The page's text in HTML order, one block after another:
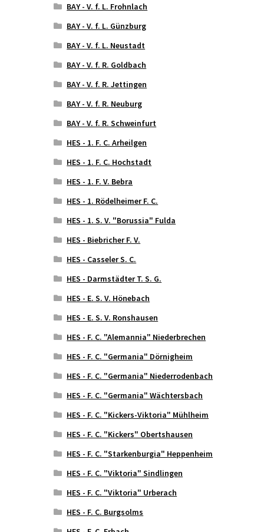
BAY - V. f. L. Frohnlach
BAY - V. f. L. Günzburg
BAY - V. f. L. Neustadt
BAY - V. f. R. Goldbach
BAY - V. f. R. Jettingen
BAY - V. f. R. Neuburg
BAY - V. f. R. Schweinfurt
HES - 1. F. C. Arheilgen
HES - 1. F. C. Hochstadt
HES - 1. F. V. Bebra
HES - 1. Rödelheimer F. C.
HES - 1. S. V. "Borussia" Fulda
HES - Biebricher F. V.
HES - Casseler S. C.
HES - Darmstädter T. S. G.
HES - E. S. V. Hönebach
HES - E. S. V. Ronshausen
HES - F. C. "Alemannia" Niederbrechen
HES - F. C. "Germania" Dörnigheim
HES - F. C. "Germania" Niederrodenbach
HES - F. C. "Germania" Wächtersbach
HES - F. C. "Kickers-Viktoria" Mühlheim
HES - F. C. "Kickers" Obertshausen
HES - F. C. "Starkenburgia" Heppenheim
HES - F. C. "Viktoria" Sindlingen
HES - F. C. "Viktoria" Urberach
HES - F. C. Burgsolms